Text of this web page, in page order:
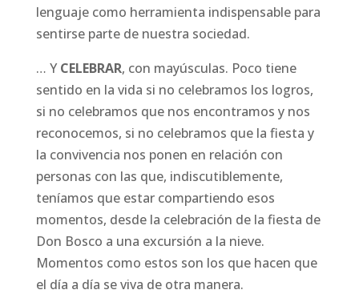
lenguaje como herramienta indispensable para
sentirse parte de nuestra sociedad.
… YCELEBRAR, con mayúsculas. Poco tiene
sentido en la vida si no celebramos los logros,
si no celebramos que nos encontramos y nos
reconocemos, si no celebramos que la fiesta y
la convivencia nos ponen en relación con
personas con las que, indiscutiblemente,
teníamos que estar compartiendo esos
momentos, desde la celebración de la fiesta de
Don Bosco a una excursión a la nieve.
Momentos como estos son los que hacen que
el día a día se viva de otra manera.